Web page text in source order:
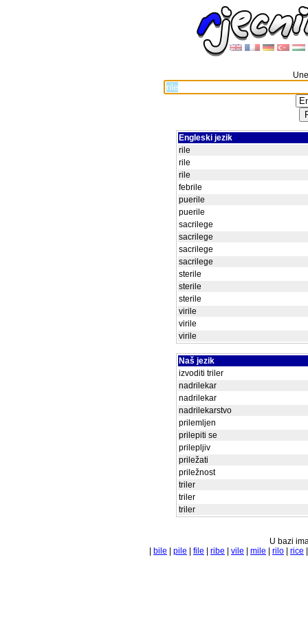
Engleski jezik
rile
rile
rile
febrile
puerile
puerile
sacrilege
sacrilege
sacrilege
sacrilege
sterile
sterile
sterile
virile
virile
virile
Naš jezik
izvoditi triler
nadrilekar
nadrilekar
nadrilekarstvo
prilemljen
prilepiti se
prilepljiv
priležati
priležnost
triler
triler
triler
U bazi
bile pile file ribe vile mile rilo rice